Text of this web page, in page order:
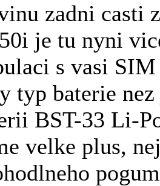
zadni casti
je tu nyni
s vasi
typ baterie
BST-33 Li-
velke plus,